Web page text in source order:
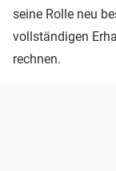
seine Rolle neu
vollständigen
rechnen.